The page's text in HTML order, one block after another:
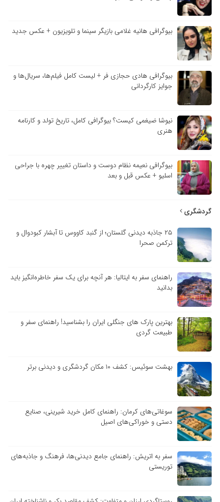
بیوگرافی هانیه غلامی بازیگر سینما و تلویزیون + عکس جدید
بیوگرافی هادی حجازی فر + لیست کامل فیلم‌ها، سریال‌ها و
جوایز کارگردانی
نیوشا ضیغمی کیست؟ بیوگرافی کامل، تاریخ تولد و کارنامه
هنری
بیوگرافی نعیمه نظام دوست و داستان تغییر چهره با جراحی
اسلیو + عکس قبل و بعد
گردشگری
۲۵ جاذبه دیدنی گلستان؛ از گنبد کاووس تا آبشار کبودوال و
ترکمن صحرا
راهنمای سفر به ایتالیا: هر آنچه برای یک سفر خاطره‌انگیز باید
بدانید
بهترین پارک های جنگلی ایران را بشناسید! راهنمای سفر و
طبیعت گردی
بهشت سوئیس: کشف ۱۰ مکان گردشگری و دیدنی برتر
سوغاتی‌های کرمان: راهنمای کامل خرید شیرینی، صنایع
دستی و خوراکی‌های اصیل
سفر به اتریش: راهنمای جامع دیدنی‌ها، فرهنگ و جاذبه‌های
توریستی